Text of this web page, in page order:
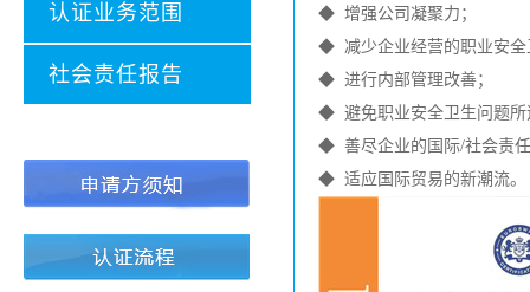
认证业务范围
社会责任报告
◆ 增强公司凝聚力；
◆ 减少企业经营的职业安全
◆ 进行内部管理改善；
◆ 避免职业安全卫生问题所
◆ 善尽企业的国际/社会责
◆ 适应国际贸易的新潮流。